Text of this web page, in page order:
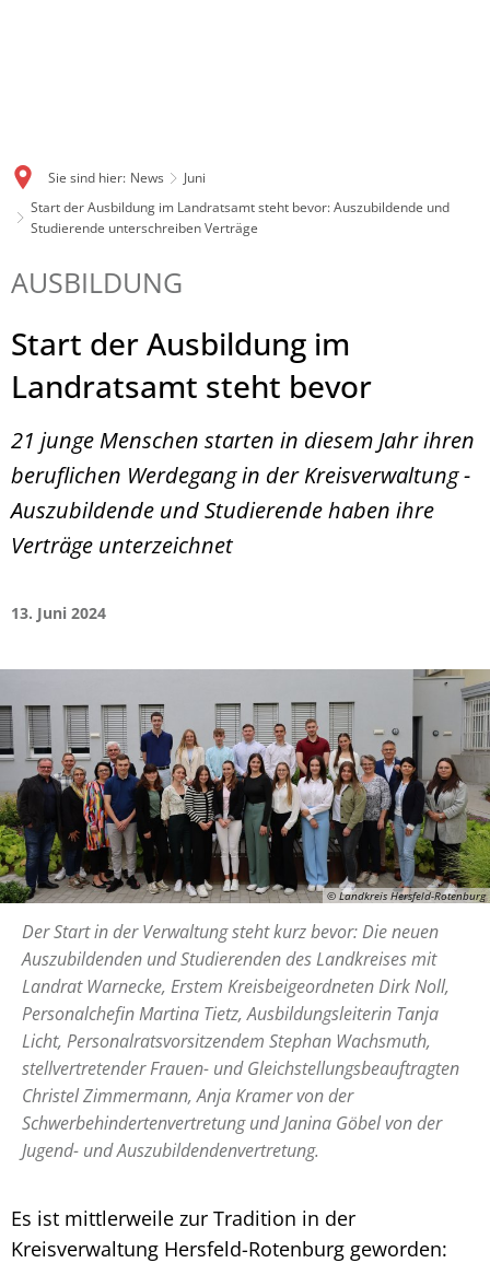
Sie sind hier: News
Juni
Start der Ausbildung im Landratsamt steht bevor: Auszubildende und
Studierende unterschreiben Verträge
AUSBILDUNG
Start der Ausbildung im
Landratsamt steht bevor
21 junge Menschen starten in diesem Jahr ihren
beruflichen Werdegang in der Kreisverwaltung -
Auszubildende und Studierende haben ihre
Verträge unterzeichnet
13. Juni 2024
© Landkreis Hersfeld-Rotenburg
Der Start in der Verwaltung steht kurz bevor: Die neuen
Auszubildenden und Studierenden des Landkreises mit
Landrat Warnecke, Erstem Kreisbeigeordneten Dirk Noll,
Personalchefin Martina Tietz, Ausbildungsleiterin Tanja
Licht, Personalratsvorsitzendem Stephan Wachsmuth,
stellvertretender Frauen- und Gleichstellungsbeauftragten
Christel Zimmermann, Anja Kramer von der
Schwerbehindertenvertretung und Janina Göbel von der
Jugend- und Auszubildendenvertretung.
Es ist mittlerweile zur Tradition in der
Kreisverwaltung Hersfeld-Rotenburg geworden: